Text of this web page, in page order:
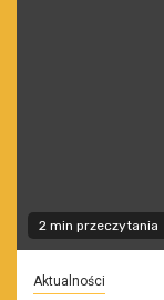
2 min przeczytania
Aktualności